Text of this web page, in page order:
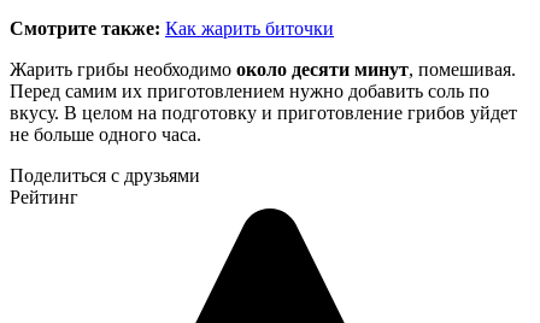
Смотрите также: Как жарить биточки
Жарить грибы необходимо около десяти минут, помешивая.
Перед самим их приготовлением нужно добавить соль по
вкусу. В целом на подготовку и приготовление грибов уйдет
не больше одного часа.
Поделиться с друзьями
Рейтинг